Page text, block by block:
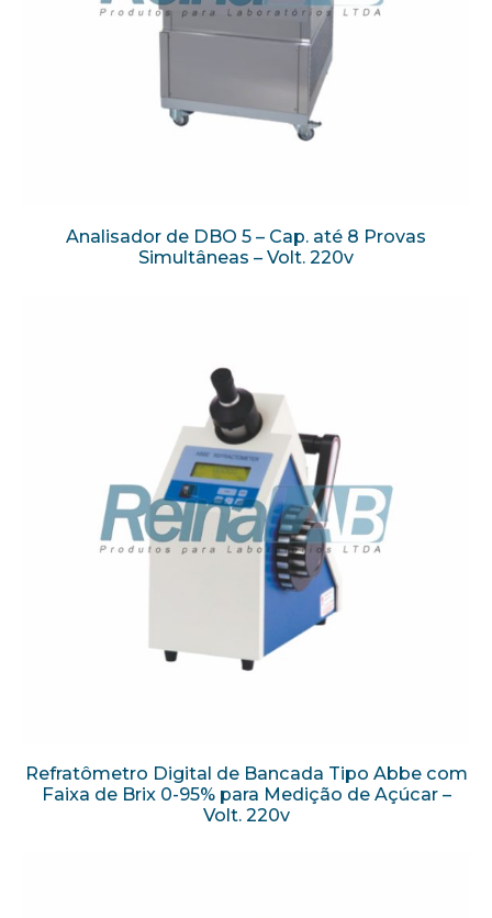
Analisador de DBO 5 – Cap. até 8 Provas
Simultâneas – Volt. 220v
Refratômetro Digital de Bancada Tipo Abbe com
Faixa de Brix 0-95% para Medição de Açúcar –
Volt. 220v